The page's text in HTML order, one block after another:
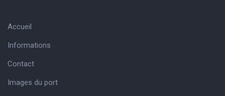
Accueil
Informations
Contact
Images du port